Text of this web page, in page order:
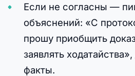
Если не согласны —
объяснений: «С
прошу приобщить
заявлять
факты.